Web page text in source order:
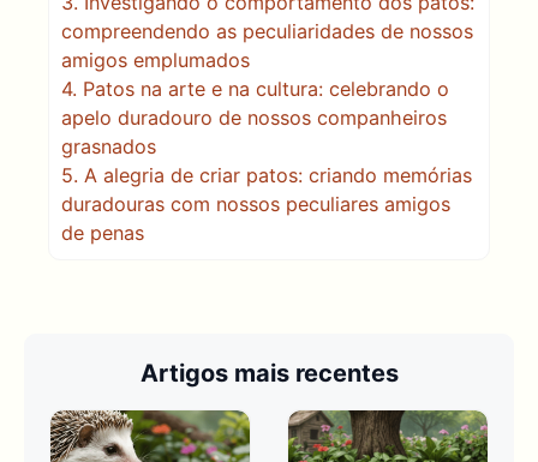
compreendendo as peculiaridades de nossos
amigos emplumados
4. Patos na arte e na cultura: celebrando o
apelo duradouro de nossos companheiros
grasnados
5. A alegria de criar patos: criando memórias
duradouras com nossos peculiares amigos
de penas
Artigos mais recentes